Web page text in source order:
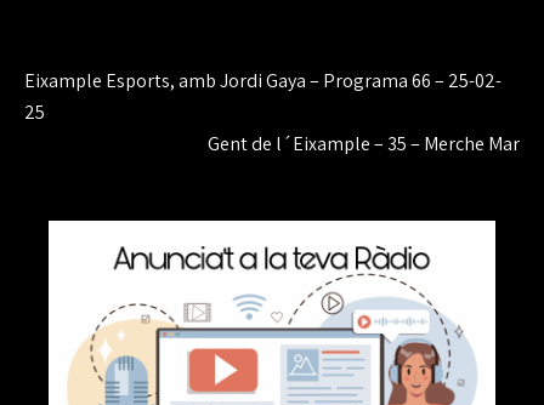
Navegación
de
Eixample Esports, amb Jordi Gaya – Programa 66 – 25-02-
25
Gent de l´Eixample – 35 – Merche Mar